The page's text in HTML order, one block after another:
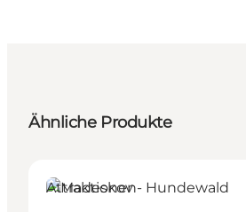
Ähnliche Produkte
Attraktionen